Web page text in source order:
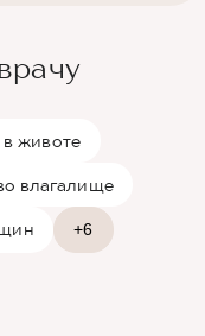
в животе
влагалище
+6